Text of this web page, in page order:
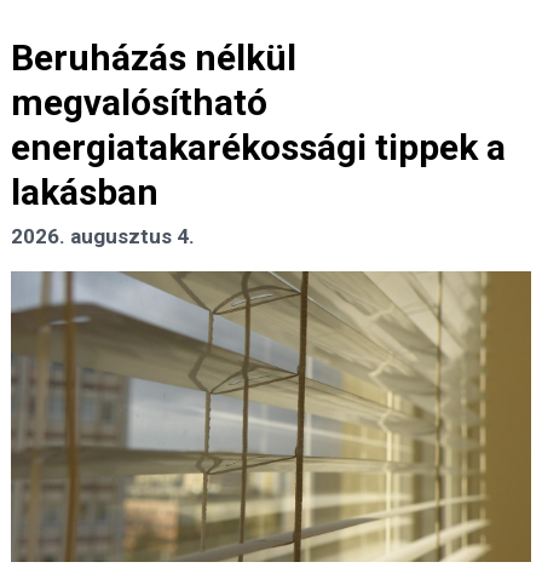
Beruházás nélkül
megvalósítható
energiatakarékossági tippek a
lakásban
2026. augusztus 4.